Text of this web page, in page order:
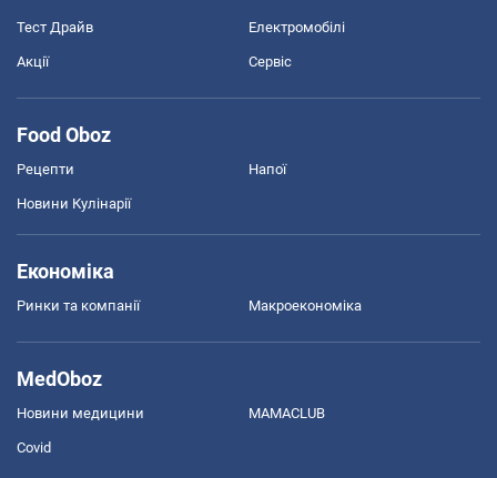
Тест Драйв Електромобілі
Акції Сервіс
Food Oboz
Рецепти Напої
Новини Кулінарії
Економіка
Ринки та компанії Макроекономіка
MedOboz
Новини медицини MAMACLUB
Covid